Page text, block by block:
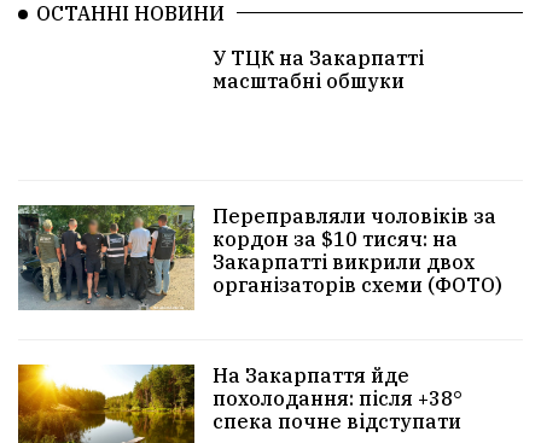
ОСТАННІ НОВИНИ
У ТЦК на Закарпатті
масштабні обшуки
Переправляли чоловіків за
кордон за $10 тисяч: на
Закарпатті викрили двох
організаторів схеми (ФОТО)
На Закарпаття йде
похолодання: після +38°
спека почне відступати